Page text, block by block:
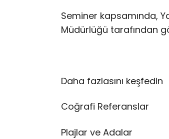
Seminer kapsamında,
Müdürlüğü tarafından
Daha fazlasını keşfedin
Coğrafi Referanslar
Plajlar ve Adalar